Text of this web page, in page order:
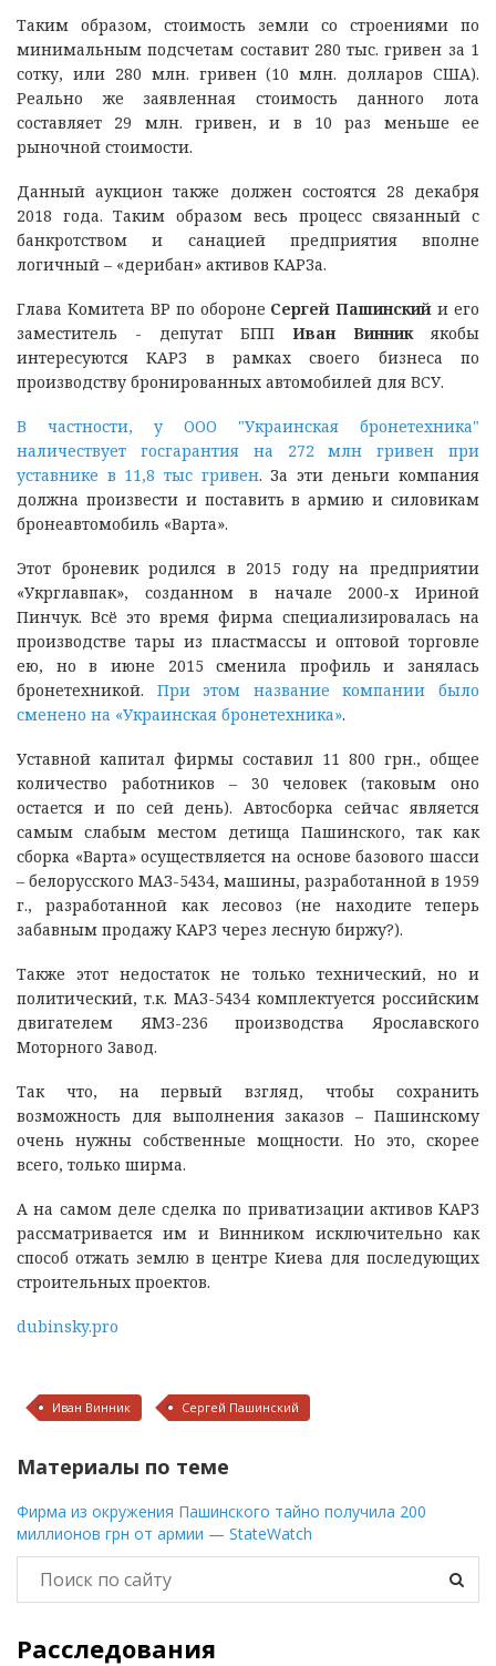
Таким образом, стоимость земли со строениями по
минимальным подсчетам составит 280 тыс. гривен за 1
сотку, или 280 млн. гривен (10 млн. долларов США).
Реально же заявленная стоимость данного лота
составляет 29 млн. гривен, и в 10 раз меньше ее
рыночной стоимости.
Данный аукцион также должен состоятся 28 декабря
2018 года. Таким образом весь процесс связанный с
банкротством и санацией предприятия вполне
логичный – «дерибан» активов КАРЗа.
Глава Комитета ВР по обороне Сергей Пашинский и его
заместитель - депутат БПП Иван Винник якобы
интересуются КАРЗ в рамках своего бизнеса по
производству бронированных автомобилей для ВСУ.
В частности, у ООО "Украинская бронетехника"
наличествует госгарантия на 272 млн гривен при
уставнике в 11,8 тыс гривен. За эти деньги компания
должна произвести и поставить в армию и силовикам
бронеавтомобиль «Варта».
Этот броневик родился в 2015 году на предприятии
«Укрглавпак», созданном в начале 2000-х Ириной
Пинчук. Всё это время фирма специализировалась на
производстве тары из пластмассы и оптовой торговле
ею, но в июне 2015 сменила профиль и занялась
бронетехникой. При этом название компании было
сменено на «Украинская бронетехника».
Уставной капитал фирмы составил 11 800 грн., общее
количество работников – 30 человек (таковым оно
остается и по сей день). Автосборка сейчас является
самым слабым местом детища Пашинского, так как
сборка «Варта» осуществляется на основе базового шасси
– белорусского МАЗ-5434, машины, разработанной в 1959
г., разработанной как лесовоз (не находите теперь
забавным продажу КАРЗ через лесную биржу?).
Также этот недостаток не только технический, но и
политический, т.к. МАЗ-5434 комплектуется российским
двигателем ЯМЗ-236 производства Ярославского
Моторного Завод.
Так что, на первый взгляд, чтобы сохранить
возможность для выполнения заказов – Пашинскому
очень нужны собственные мощности. Но это, скорее
всего, только ширма.
А на самом деле сделка по приватизации активов КАРЗ
рассматривается им и Винником исключительно как
способ отжать землю в центре Киева для последующих
строительных проектов.
dubinsky.pro
Иван Винник Сергей Пашинский
Материалы по теме
Фирма из окружения Пашинского тайно получила 200
миллионов грн от армии — StateWatch
Расследования